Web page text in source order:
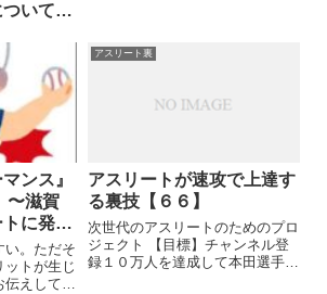
いてイ
ンス』
滋賀
に発
い。ただそ
ットが生じ
伝えしてま
アスリート裏
アスリートが速攻で上達す
る裏技【６６】
次世代のアスリートのためのプロ
ジェクト 【目標】チャンネル登
録１０万人を達成して本田選手に